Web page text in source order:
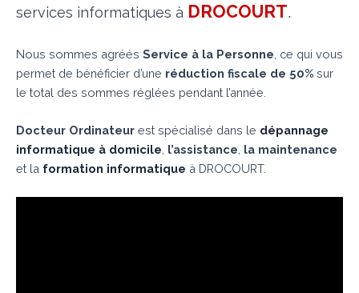
services informatiques à DROCOURT.
Nous sommes agréés Service à la Personne , ce qui vous
permet de bénéficier d’une réduction fiscale de 50% sur
le total des sommes réglées pendant l’année.
Docteur Ordinateur est spécialisé dans le dépannage
informatique à domicile l’assistance la maintenance
et la formation informatique à DROCOURT.